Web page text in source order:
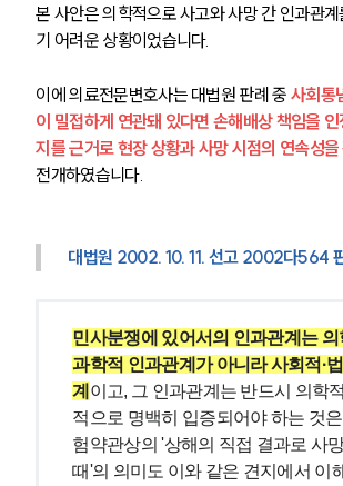
그룹소개
그룹소개
대륜의 강점
기업 의뢰인
오시는 길
본 사안은 의학적으로 사고와 사망 간 인과관
기 어려운 상황이었습니다.
이에 의료전문변호사는 대법원 판례 중 사회통
이 밀접하게 연관돼 있다면 손해배상 책임을
지를 근거로 현장 상황과 사망 시점의 연속성을
전개하였습니다.
대법원 2002. 10. 11. 선고 2002다564
민사분쟁에 있어서의 인과관계는 의
과학적 인과관계가 아니라 사회적·
계 이고, 그 인과관계는 반드시 의학
적으로 명백히 입증되어야 하는 것
험약관상의 '상해의 직접 결과로 사
때'의 의미도 이와 같은 견지에서 이